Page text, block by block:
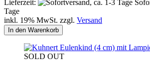
Lieferzeit:
Tage
inkl. 19% MwSt. zzgl. Versand
In den Warenkorb
SOLD OUT